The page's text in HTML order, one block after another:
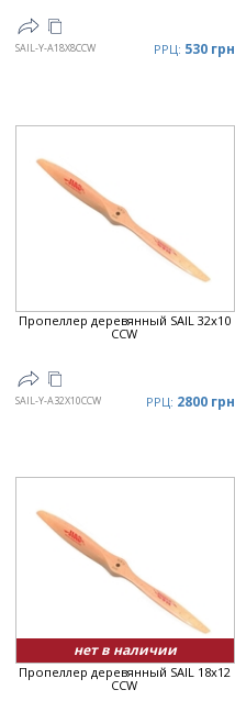
SAIL-Y-A18X8CCW РРЦ: 530 грн
Пропеллер деревянный SAIL 32x10
CCW
SAIL-Y-A32X10CCW РРЦ: 2800 грн
нет в наличии
Пропеллер деревянный SAIL 18x12
CCW